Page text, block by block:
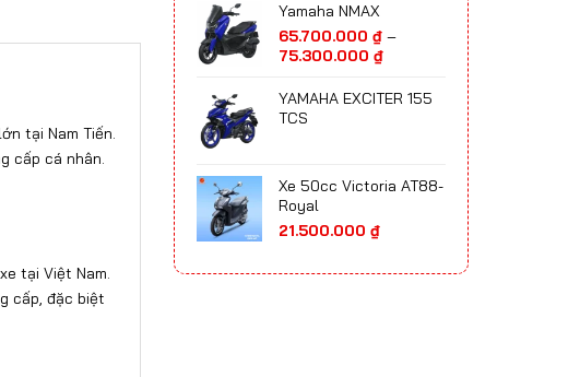
105.500.000 ₫
115.500.000 ₫
Yamaha NMAX
65.700.000 ₫ –
75.300.000 ₫Khoảng
từ
65.700.000 ₫
75.300.000 ₫
YAMAHA EXCITER 155
TCS
Xe 50cc Victoria AT88-
Royal
21.500.000 ₫
tại Nam Tiến.
cấp cá nhân.
tại Việt Nam.
cấp, đặc biệt